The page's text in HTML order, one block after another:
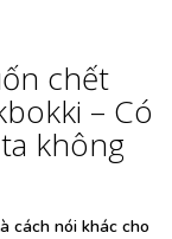
chết
– Có
không
cách nói khác cho